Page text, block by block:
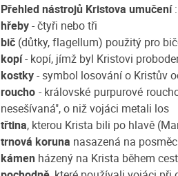
Přehled nástrojů Kristova umučení:
hřeby- čtyři nebo tři
bič (důtky, flagellum) použitý pro
kopí- kopí, jímž byl Kristovi
kostky- symbol losování o Kristův
roucho - královské purpurové
nesešívaná", o niž vojáci metali los
třtina, kterou Krista bili po hlavě
trnová koruna nasazená na
kámen házený na Krista během